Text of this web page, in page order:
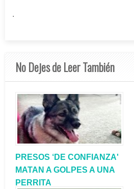
.
No Dejes de Leer También
PRESOS ‘DE CONFIANZA'
MATAN A GOLPES A UNA
PERRITA